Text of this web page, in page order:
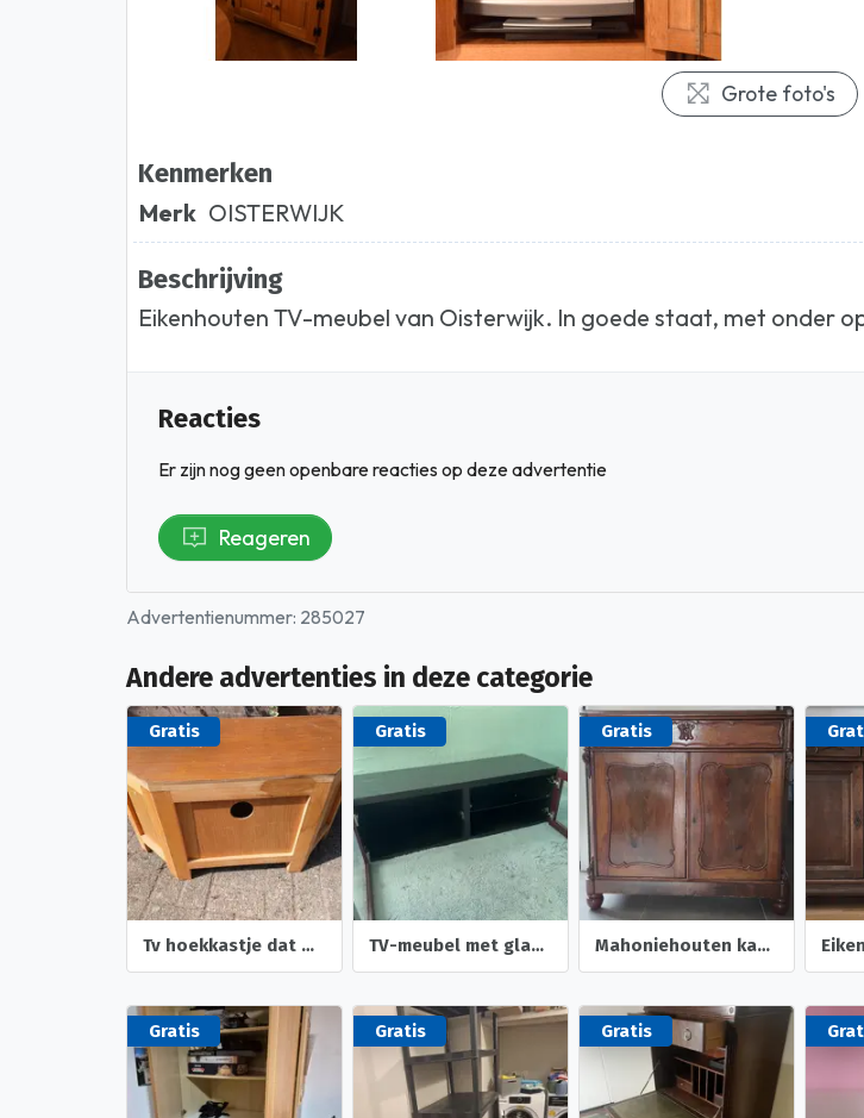
Grote foto's
Kenmerken
Merk OISTERWIJK
Beschrijving
Eikenhouten TV-meubel van Oisterwijk. In goede staat, met onder
Reacties
Er zijn nog geen openbare reacties op deze advertentie
Reageren
Advertentienummer: 285027
Andere advertenties in deze categorie
Gratis
Tv hoekkastje dat wat opgeknapt moet woeden.
Gratis
TV-meubel met glazen blad
Gratis
Mahoniehouten kastje
Gratis Gratis Gratis